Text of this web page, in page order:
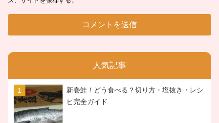
人気記事
新巻鮭！どう食べる？切り方・塩抜き・レシ
ピ完全ガイド